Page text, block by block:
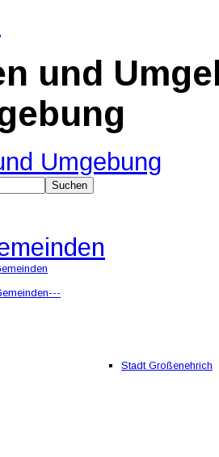
und
Stadt Großenehrich